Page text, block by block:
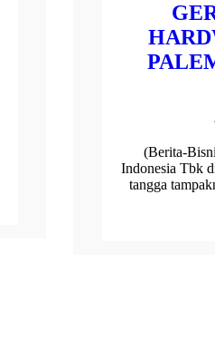
(Berita-
Indonesia Tbk
tangga